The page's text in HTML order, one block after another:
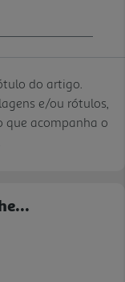
do artigo.
e/ou rótulos,
que acompanha o